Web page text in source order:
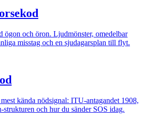
ögon och öron. Ljudmönster, omedelbar
misstag och en sjudagarsplan till flyt.
kända nödsignal: ITU-antagandet 1908,
strukturen och hur du sänder SOS idag.